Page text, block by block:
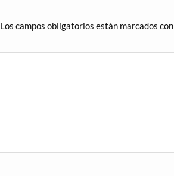
Los campos obligatorios están marcados con